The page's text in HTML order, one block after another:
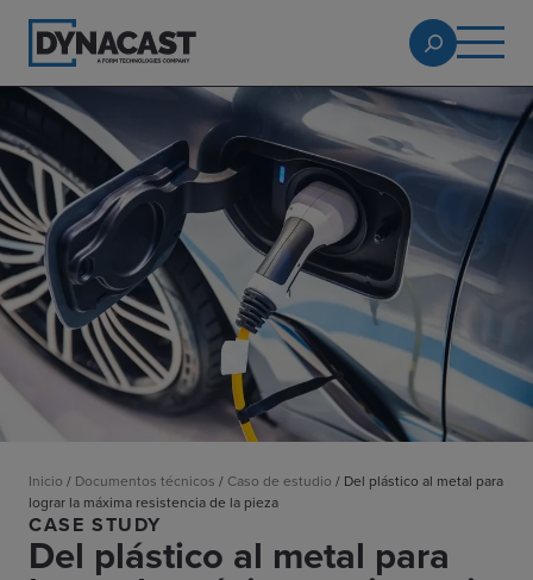
Inicio / Documentos técnicos / Caso de estudio / Del plástico al metal para
lograr la máxima resistencia de la pieza
CASE STUDY
Del plástico al metal para